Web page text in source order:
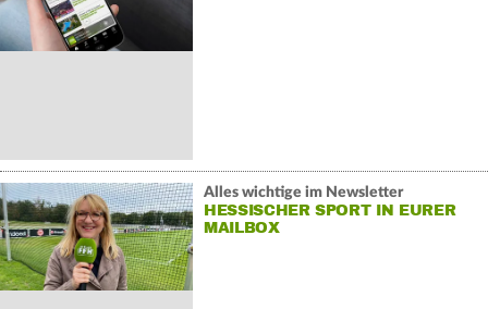
Alles wichtige im Newsletter
HESSISCHER SPORT IN EURER
MAILBOX